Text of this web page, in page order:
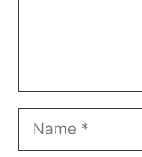
Name